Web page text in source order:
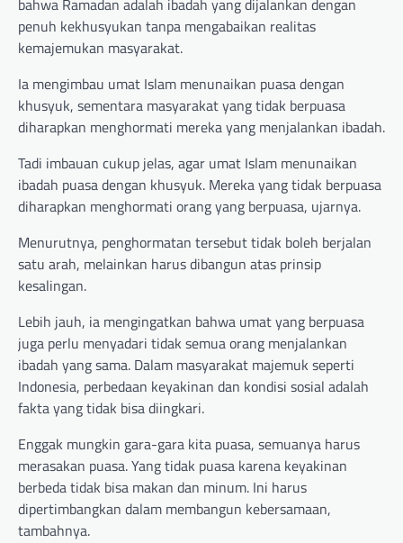
bahwa Ramadan adalah ibadah yang dijalankan dengan
penuh kekhusyukan tanpa mengabaikan realitas
kemajemukan masyarakat.
Ia mengimbau umat Islam menunaikan puasa dengan
khusyuk, sementara masyarakat yang tidak berpuasa
diharapkan menghormati mereka yang menjalankan ibadah.
Tadi imbauan cukup jelas, agar umat Islam menunaikan
ibadah puasa dengan khusyuk. Mereka yang tidak berpuasa
diharapkan menghormati orang yang berpuasa, ujarnya.
Menurutnya, penghormatan tersebut tidak boleh berjalan
satu arah, melainkan harus dibangun atas prinsip
kesalingan.
Lebih jauh, ia mengingatkan bahwa umat yang berpuasa
juga perlu menyadari tidak semua orang menjalankan
ibadah yang sama. Dalam masyarakat majemuk seperti
Indonesia, perbedaan keyakinan dan kondisi sosial adalah
fakta yang tidak bisa diingkari.
Enggak mungkin gara-gara kita puasa, semuanya harus
merasakan puasa. Yang tidak puasa karena keyakinan
berbeda tidak bisa makan dan minum. Ini harus
dipertimbangkan dalam membangun kebersamaan,
tambahnya.